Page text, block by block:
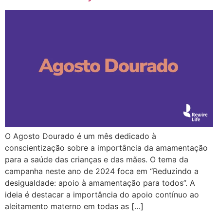
O Agosto Dourado é um mês dedicado à
conscientização sobre a importância da amamentação
para a saúde das crianças e das mães. O tema da
campanha neste ano de 2024 foca em “Reduzindo a
desigualdade: apoio à amamentação para todos”. A
ideia é destacar a importância do apoio contínuo ao
aleitamento materno em todas as […]